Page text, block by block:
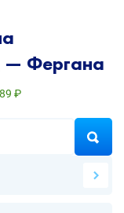
— Фергана
₽